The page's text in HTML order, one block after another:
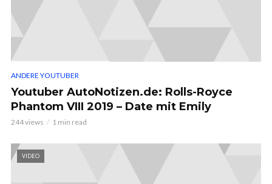
ANDERE YOUTUBER
Youtuber AutoNotizen.de: Rolls-Royce
Phantom VIII 2019 – Date mit Emily
244 views 1 min read
VIDEO